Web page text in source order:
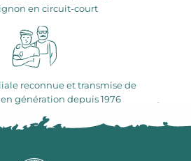
en circuit-court
reconnue et transmise de
génération depuis 1976